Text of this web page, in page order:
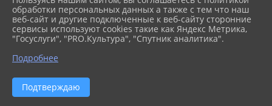
обработки персональных данных а также с тем что наш
веб-сайт и другие подключенные к веб-сайту сторонние
сервисы используют cookies такие как Яндекс Метрика,
"Госуслуги", "PRO.Культура", "Спутник аналитика".
Подробнее
Подтверждаю